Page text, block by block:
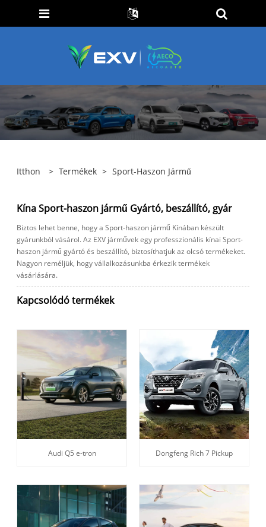
Itthon > Termékek > Sport-Haszon Jármű
Kína Sport-haszon jármű Gyártó, beszállító, gyár
Biztos lehet benne, hogy a Sport-haszon jármű Kínában készült
gyárunkból vásárol. Az EXV járművek egy professzionális kínai Sport-
haszon jármű gyártó és beszállító, biztosíthatjuk az olcsó termékeket.
Nagyon reméljük, hogy vállalkozásunkba érkezik termékek
vásárlására.
Kapcsolódó termékek
Audi Q5 e-tron Dongfeng Rich 7 Pickup